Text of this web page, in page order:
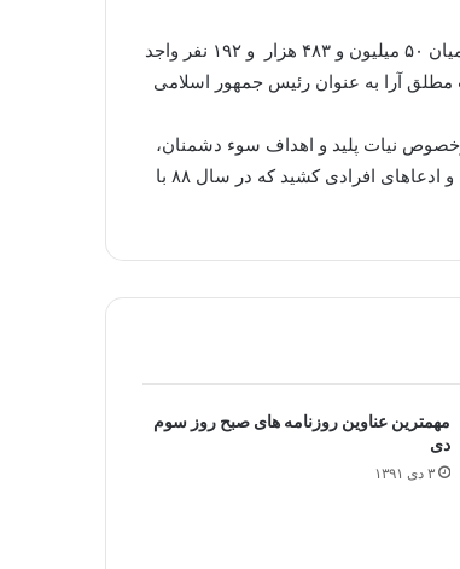
وزیر کشور با اشاره به همزمانی برگزاری انتخابات ریاست جمهوری و شوراهای شهر و روستا، از حضور ۳۶ میلیون و ۹۳۸ هزار و ۶۵۱ نفر از میان ۵۰ میلیون و ۴۸۳ هزار و ۱۹۲ نفر واجد
دکتر حسن روحانی با کسب ۱۸ میلیون و ۶۹۲ هزار و ۵۰۰ رأی و کسب اکثریت مطلق آرا به عنوان رئیس جمهور اسلامی
درخصوص نیات پلید و اهداف سوء دشمنان،
گفت: انتخابات ۲۴ خرداد مانند همه انتخابات گذشته با شکوه، قانونمند، سالم و رقابتی برگزار شد و خط بطلانی بر سیاه نمایی های دشمنان و ادعاهای افرادی کشید که در سال ۸۸ با
مهمترین عناوین روزنامه های صبح روز سوم
دی
۳ دی ۱۳۹۱